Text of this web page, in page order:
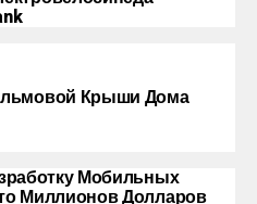
Крыши Дома
Мобильных
Миллионов Долларов